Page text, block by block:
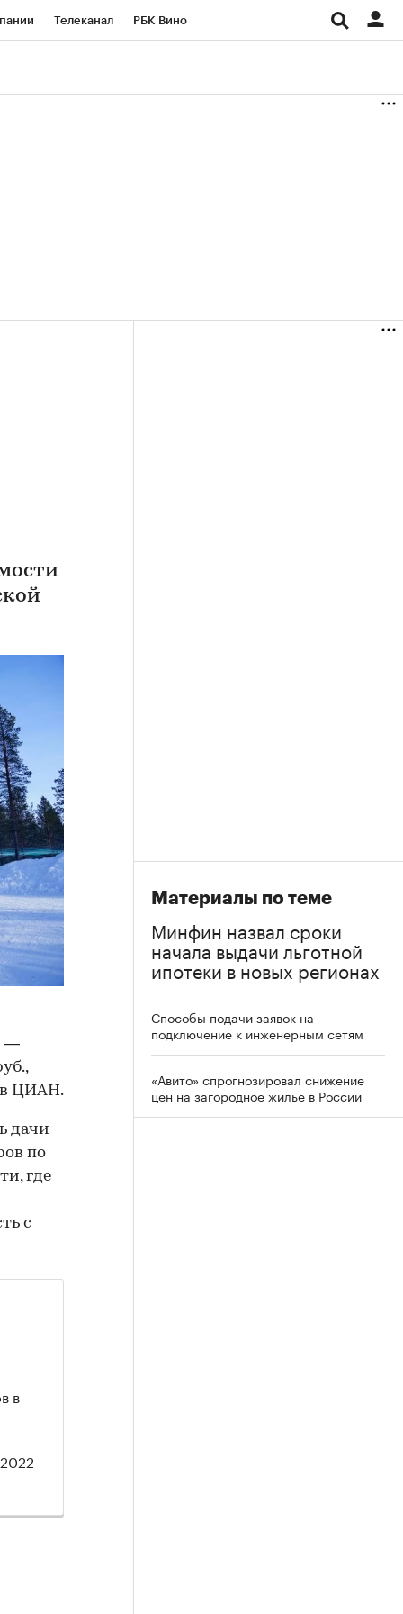
Телеканал РБК Вино
—
ЦИАН.
дачи
по
где
с
в
Материалы по теме
Минфин назвал сроки
начала выдачи льготной
ипотеки в новых регионах
Способы подачи заявок на
подключение к инженерным сетям
«Авито» спрогнозировал снижение
цен на загородное жилье в России